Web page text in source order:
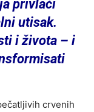
privlači
utisak.
i života – i
crvenih